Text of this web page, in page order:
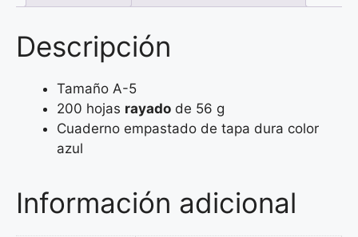
Descripción
Tamaño A-5
200 hojas rayado de 56 g
Cuaderno empastado de tapa dura color
azul
Información adicional